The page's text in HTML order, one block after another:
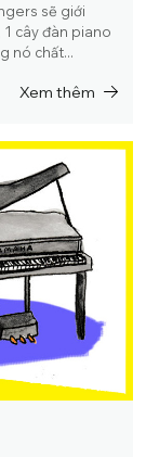
sẽ giới
1 cây đàn piano
nó chất...
Xem thêm